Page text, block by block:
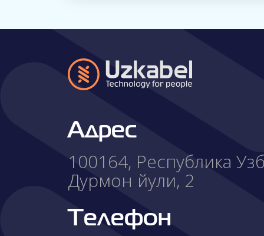
Адрес
100164, Республика
Дурмон йули, 2
Телефон